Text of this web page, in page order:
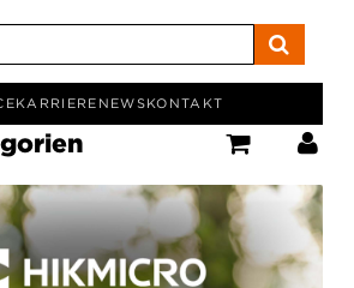
KARRIERE NEWSKONTAKT